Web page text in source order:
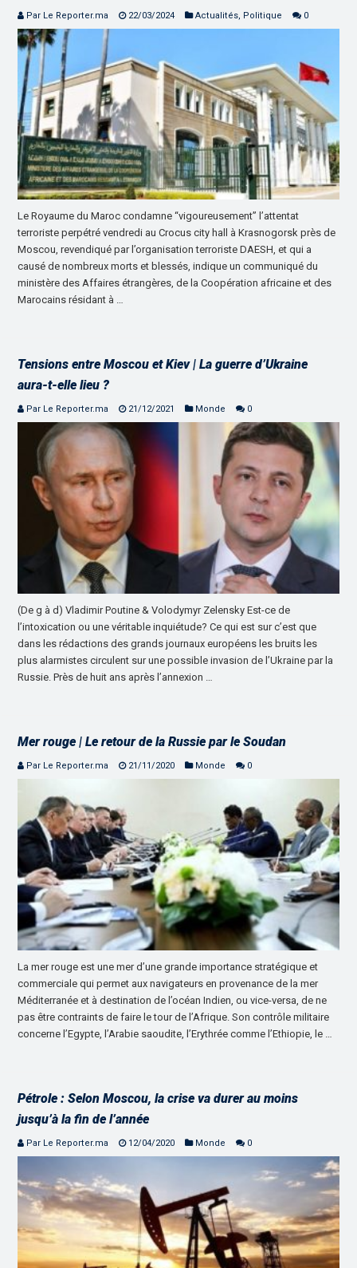
Par Le Reporter.ma 22/03/2024 Actualités, Politique 0
Le Royaume du Maroc condamne “vigoureusement” l’attentat
terroriste perpétré vendredi au Crocus city hall à Krasnogorsk près de
Moscou, revendiqué par l’organisation terroriste DAESH, et qui a
causé de nombreux morts et blessés, indique un communiqué du
ministère des Affaires étrangères, de la Coopération africaine et des
Marocains résidant à …
Tensions entre Moscou et Kiev | La guerre d’Ukraine
aura-t-elle lieu ?
Par Le Reporter.ma 21/12/2021 Monde 0
(De g à d) Vladimir Poutine & Volodymyr Zelensky Est-ce de
l’intoxication ou une véritable inquiétude? Ce qui est sur c’est que
dans les rédactions des grands journaux européens les bruits les
plus alarmistes circulent sur une possible invasion de l’Ukraine par la
Russie. Près de huit ans après l’annexion …
Mer rouge | Le retour de la Russie par le Soudan
Par Le Reporter.ma 21/11/2020 Monde 0
La mer rouge est une mer d’une grande importance stratégique et
commerciale qui permet aux navigateurs en provenance de la mer
Méditerranée et à destination de l’océan Indien, ou vice-versa, de ne
pas être contraints de faire le tour de l’Afrique. Son contrôle militaire
concerne l’Egypte, l’Arabie saoudite, l’Erythrée comme l’Ethiopie, le …
Pétrole : Selon Moscou, la crise va durer au moins
jusqu’à la fin de l’année
Par Le Reporter.ma 12/04/2020 Monde 0